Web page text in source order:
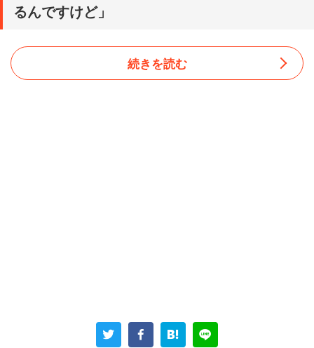
るんですけど」
しかし、飲み物が来たのはさらに20分後で、一品目のシー
続きを読む